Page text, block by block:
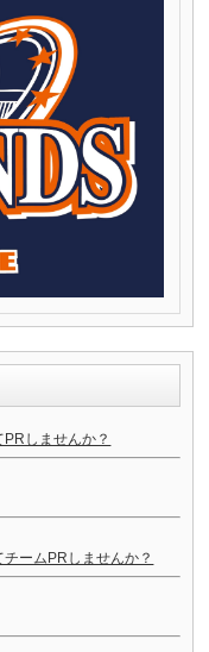
しませんか？
ームPRしませんか？